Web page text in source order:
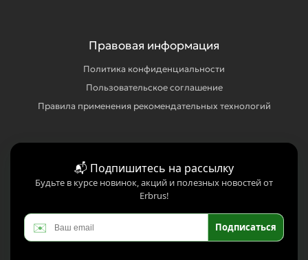
Правовая информация
Политика конфиденциальности
Пользовательское соглашение
Правила применения рекомендательных технологий
📬 Подпишитесь на рассылку
Будьте в курсе новинок, акций и полезных новостей от
Erbrus!
✉️ Подписаться